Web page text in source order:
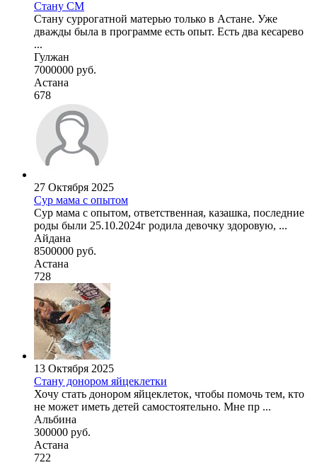
Стану СМ
Стану суррогатной матерью только в Астане. Уже
дважды была в программе есть опыт. Есть два кесарево
...
Гулжан
7000000 руб.
Астана
678
27 Октября 2025
Сур мама с опытом
Сур мама с опытом, ответственная, казашка, последние
роды были 25.10.2024г родила девочку здоровую, ...
Айдана
8500000 руб.
Астана
728
13 Октября 2025
Стану донором яйцеклетки
Хочу стать донором яйцеклеток, чтобы помочь тем, кто
не может иметь детей самостоятельно. Мне пр ...
Альбина
300000 руб.
Астана
722